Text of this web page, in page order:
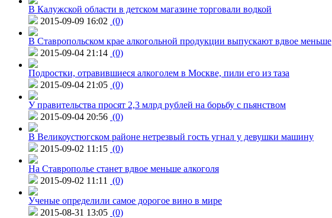
В Калужской области в детском магазине торговали водкой
2015-09-09 16:02 (0)
В Ставропольском крае алкогольной продукции выпускают вдвое меньше
2015-09-04 21:14 (0)
Подростки, отравившиеся алкоголем в Москве, пили его из таза
2015-09-04 21:05 (0)
У правительства просят 2,3 млрд рублей на борьбу с пьянством
2015-09-04 20:56 (0)
В Великоустюгском районе нетрезвый гость угнал у девушки машину
2015-09-02 11:15 (0)
На Ставрополье станет вдвое меньше алкоголя
2015-09-02 11:11
(0)
Ученые определили самое дорогое вино в мире
2015-08-31 13:05 (0)